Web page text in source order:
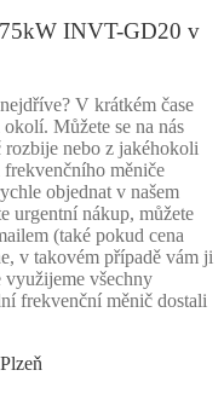
75kW INVT-GD20 v
V krátkém čase
Můžete se na nás
rozbije nebo z jakéhokoli
měniče
objednat v našem
urgentní nákup, můžete
(také pokud cena
v takovém případě vám ji
všechny
frekvenční měnič dostali